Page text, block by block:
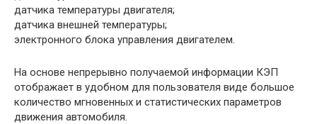
датчика температуры двигателя;
датчика внешней температуры;
электронного блока управления двигателем.
На основе непрерывно получаемой информации КЭП
отображает в удобном для пользователя виде большое
количество мгновенных и статистических параметров
движения автомобиля.